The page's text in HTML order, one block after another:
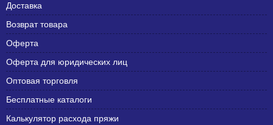
Доставка
Возврат товара
Оферта
Оферта для юридических лиц
Оптовая торговля
Бесплатные каталоги
Калькулятор расхода пряжи